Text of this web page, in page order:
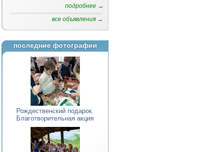
подробнее →
все объявления →
последние фотографии
Рождественский подарок.
Благотворительная акция